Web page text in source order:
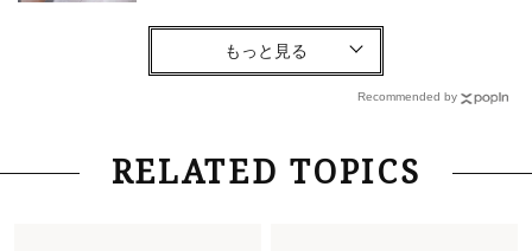
Lifestyle
「お若いですね」は褒め言葉？“若い＝美しい”と
錯覚させる社会の危うさ【上野千鶴子のジェンダ
Lifestyle 2026.8.6
26年夏の【開運アクション】は”ひと拭き”習
Recommended by
RELATED TOPICS